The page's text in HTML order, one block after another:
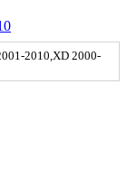
2010,XD 2000-